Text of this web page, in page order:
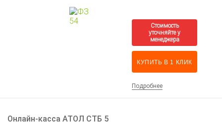
КУПИТЬ В 1 КЛИК
Подробнее
Онлайн-касса АТОЛ СТБ 5